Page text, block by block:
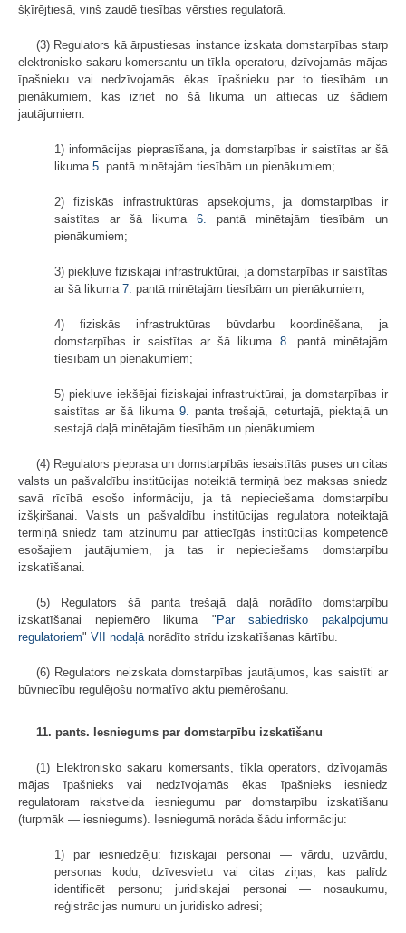
šķīrējtiesā, viņš zaudē tiesības vērsties regulatorā.
(3) Regulators kā ārpustiesas instance izskata domstarpības starp
elektronisko sakaru komersantu un tīkla operatoru, dzīvojamās mājas
īpašnieku vai nedzīvojamās ēkas īpašnieku par to tiesībām un
pienākumiem, kas izriet no šā likuma un attiecas uz šādiem
jautājumiem:
1) informācijas pieprasīšana, ja domstarpības ir saistītas ar šā
likuma 5. pantā minētajām tiesībām un pienākumiem;
2) fiziskās infrastruktūras apsekojums, ja domstarpības ir
saistītas ar šā likuma 6.
pantā minētajām tiesībām un
pienākumiem;
3) piekļuve fiziskajai infrastruktūrai, ja domstarpības ir saistītas
ar šā likuma 7. pantā minētajām tiesībām un pienākumiem;
4) fiziskās infrastruktūras būvdarbu koordinēšana, ja
domstarpības ir saistītas ar šā likuma 8.
pantā minētajām
tiesībām un pienākumiem;
5) piekļuve iekšējai fiziskajai infrastruktūrai, ja domstarpības ir
saistītas ar šā likuma 9.
panta trešajā, ceturtajā, piektajā un
sestajā daļā minētajām tiesībām un pienākumiem.
(4) Regulators pieprasa un domstarpībās iesaistītās puses un citas
valsts un pašvaldību institūcijas noteiktā termiņā bez maksas sniedz
savā rīcībā esošo informāciju, ja tā nepieciešama domstarpību
izšķiršanai. Valsts un pašvaldību institūcijas regulatora noteiktajā
termiņā sniedz tam atzinumu par attiecīgās institūcijas kompetencē
esošajiem jautājumiem, ja tas ir nepieciešams domstarpību
izskatīšanai.
(5) Regulators šā panta trešajā daļā norādīto domstarpību
izskatīšanai nepiemēro likuma " Par sabiedrisko pakalpojumu
regulatoriem" VII nodaļā norādīto strīdu izskatīšanas kārtību.
(6) Regulators neizskata domstarpības jautājumos, kas saistīti ar
būvniecību regulējošu normatīvo aktu piemērošanu.
11. pants. Iesniegums par domstarpību izskatīšanu
(1) Elektronisko sakaru komersants, tīkla operators, dzīvojamās
mājas īpašnieks vai nedzīvojamās ēkas īpašnieks iesniedz
regulatoram rakstveida iesniegumu par domstarpību izskatīšanu
(turpmāk — iesniegums). Iesniegumā norāda šādu informāciju:
1) par iesniedzēju: fiziskajai personai — vārdu, uzvārdu,
personas kodu, dzīvesvietu vai citas ziņas, kas palīdz
identificēt personu; juridiskajai personai — nosaukumu,
reģistrācijas numuru un juridisko adresi;